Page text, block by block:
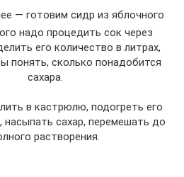
— готовим сидр из яблочного
надо процедить сок через
его количество в литрах,
понять, сколько понадобится
сахара.
в кастрюлю, подогреть его
насыпать сахар, перемешать до
растворения.